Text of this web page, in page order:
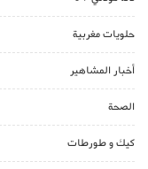
حلويات مغربية
أخبار المشاهير
الصحة
كيك و طورطات